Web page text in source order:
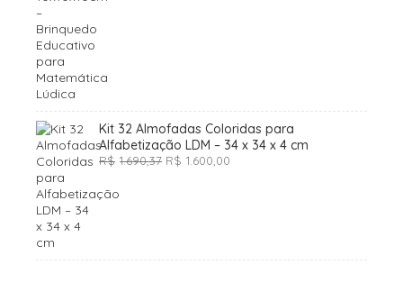
Kit 32 Almofadas Coloridas para
Alfabetização LDM – 34 x 34 x 4 cm
R$ 1.690,37 O
R$ 1.600,00